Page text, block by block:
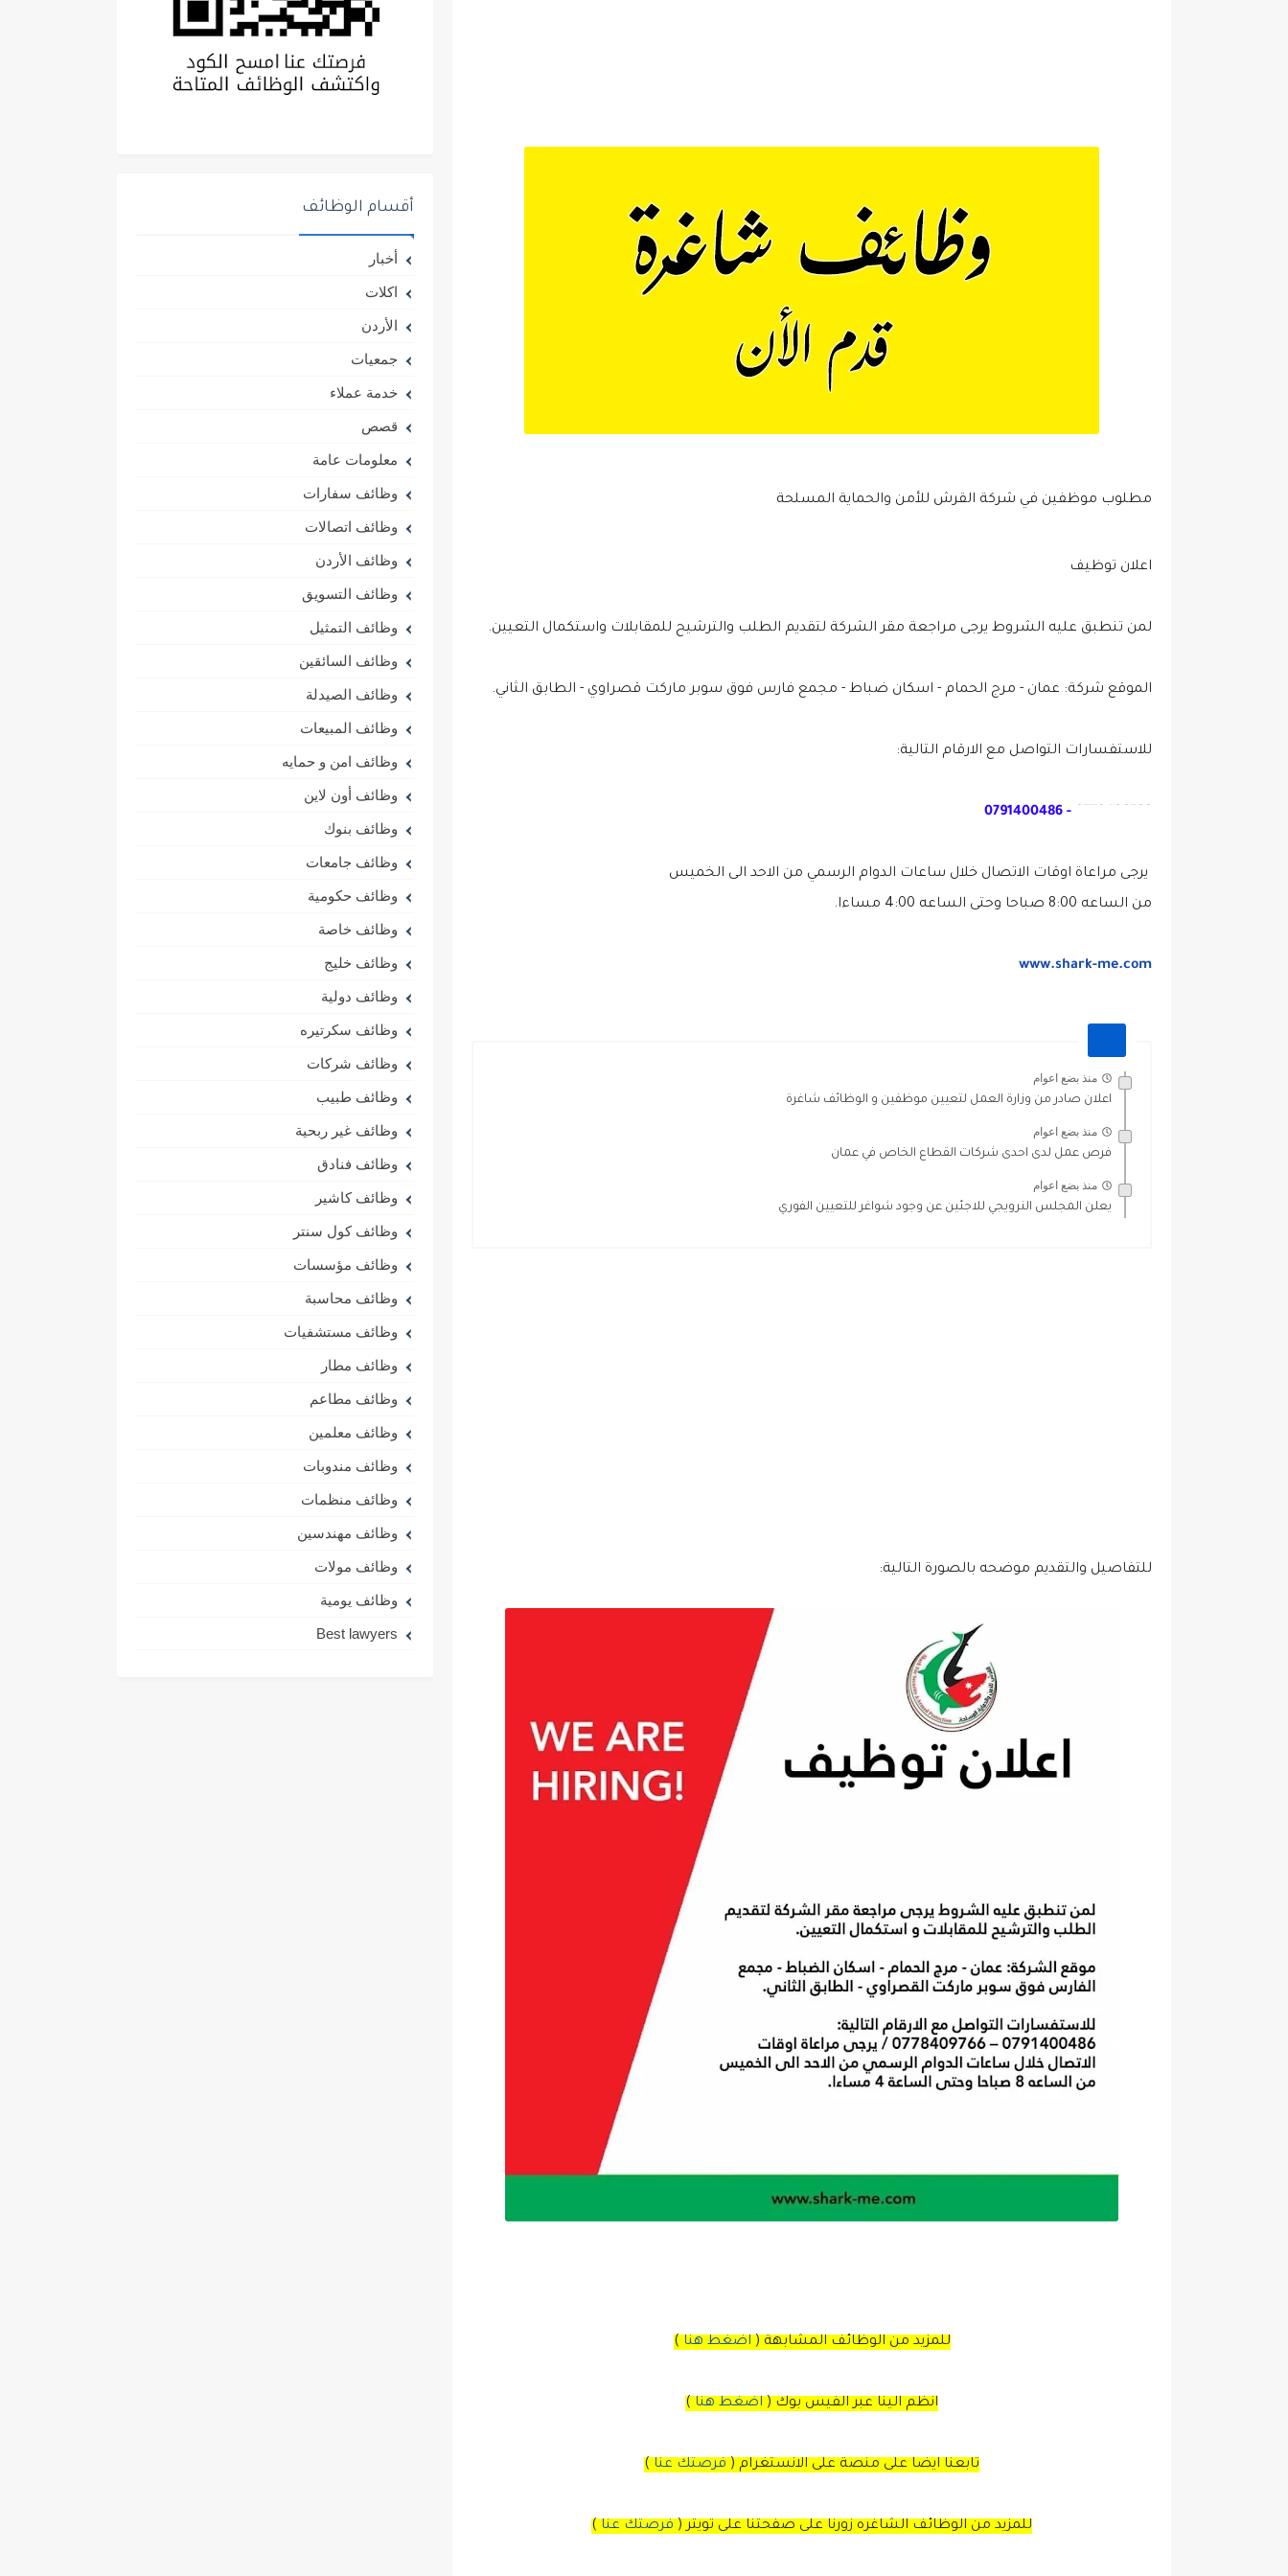
مطلوب موظفين في شركة القرش للأمن والحماية المسلحة
اعلان توظيف
لمن تنطبق عليه الشروط يرجى مراجعة مقر الشركة لتقديم الطلب والترشيح للمقابلات واستكمال التعيين.
الموقع شركة: عمان - مرج الحمام - اسكان ضباط - مجمع فارس فوق سوبر ماركت قصراوي - الطابق الثاني.
للاستفسارات التواصل مع الارقام التالية:
يرجى مراعاة اوقات الاتصال خلال ساعات الدوام الرسمي من الاحد الى الخميس
من الساعه 8:00 صباحا وحتى الساعه 4:00 مساءا.
www.shark-me.com
منذ بضع اعوام
اعلان صادر من وزارة العمل لتعيين موظفين و الوظائف شاغرة
منذ بضع اعوام
فرص عمل لدى احدى شركات القطاع الخاص في عمان
منذ بضع اعوام
يعلن المجلس النرويجي للاجئين عن وجود شواغر للتعيين الفوري
للتفاصيل والتقديم موضحه بالصورة التالية:
للمزيد من الوظائف المشابهة ( اضغط هنا )
انظم الينا عبر الفيس بوك ( اضغط هنا )
تابعنا ايضا على منصة على الانستغرام ( فرصتك عنا )
للمزيد من الوظائف الشاغره زورنا على صفحتنا على تويتر( فرصتك عنا )
أقسام الوظائف
أخبار
اكلات
الأردن
جمعيات
خدمة عملاء
قصص
معلومات عامة
وظائف سفارات
وظائف اتصالات
وظائف الأردن
وظائف التسويق
وظائف التمثيل
وظائف السائقين
وظائف الصيدلة
وظائف المبيعات
وظائف امن و حمايه
وظائف أون لاين
وظائف بنوك
وظائف جامعات
وظائف حكومية
وظائف خاصة
وظائف خليج
وظائف دولية
وظائف سكرتيره
وظائف شركات
وظائف طبيب
وظائف غير ربحية
وظائف فنادق
وظائف كاشير
وظائف كول سنتر
وظائف مؤسسات
وظائف محاسبة
وظائف مستشفيات
وظائف مطار
وظائف مطاعم
وظائف معلمين
وظائف مندوبات
وظائف منظمات
وظائف مهندسين
وظائف مولات
وظائف يومية
Best lawyers